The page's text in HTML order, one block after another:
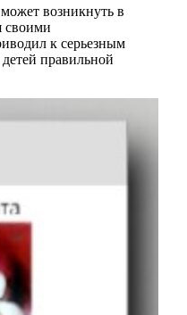
возникнуть в
своими
к серьезным
правильной